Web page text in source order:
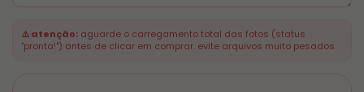
⚠️ atenção: aguarde o carregamento total das fotos (status
"pronta!") antes de clicar em comprar. evite arquivos muito pesados.
⏱️ PRODUÇÃO E RETIRADA/ENTREGA: